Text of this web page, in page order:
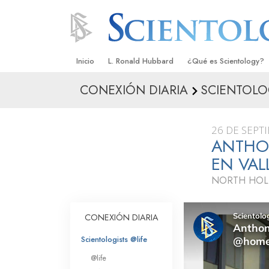
Inicio L. Ronald Hubbard ¿Qué es Scientology?
Creencias y Prácticas
Qué dicen los
Scientology
Conoce a un
Los Principios
Una Introducción a
CONEXIÓN DIARIA
26 DE
EN
NORTH
CONEXIÓN DIARIA
Scientologists @life
@life